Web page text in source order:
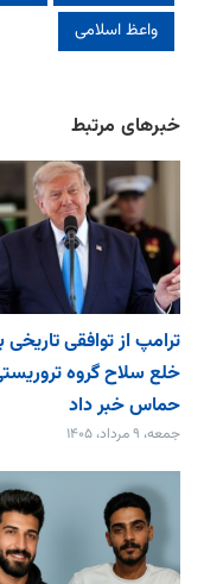
واعظ اسلامی
خبرهای مرتبط
ترامپ از توافقی تاریخی
خلع ‌سلاح گروه
حماس خبر داد
جمعه، ۹ مرداد، ۱۴۰۵